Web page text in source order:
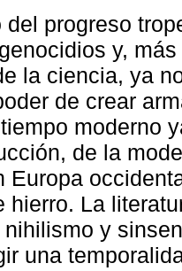
del progreso
y,
la ciencia, ya
de crear
moderno
de la
Europa
hierro. La
y
una